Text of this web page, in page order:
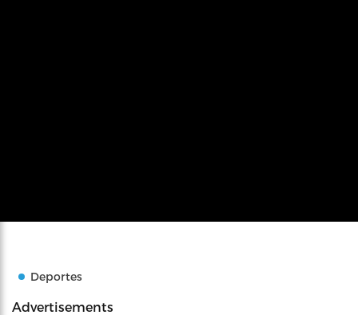
Deportes
Advertisements